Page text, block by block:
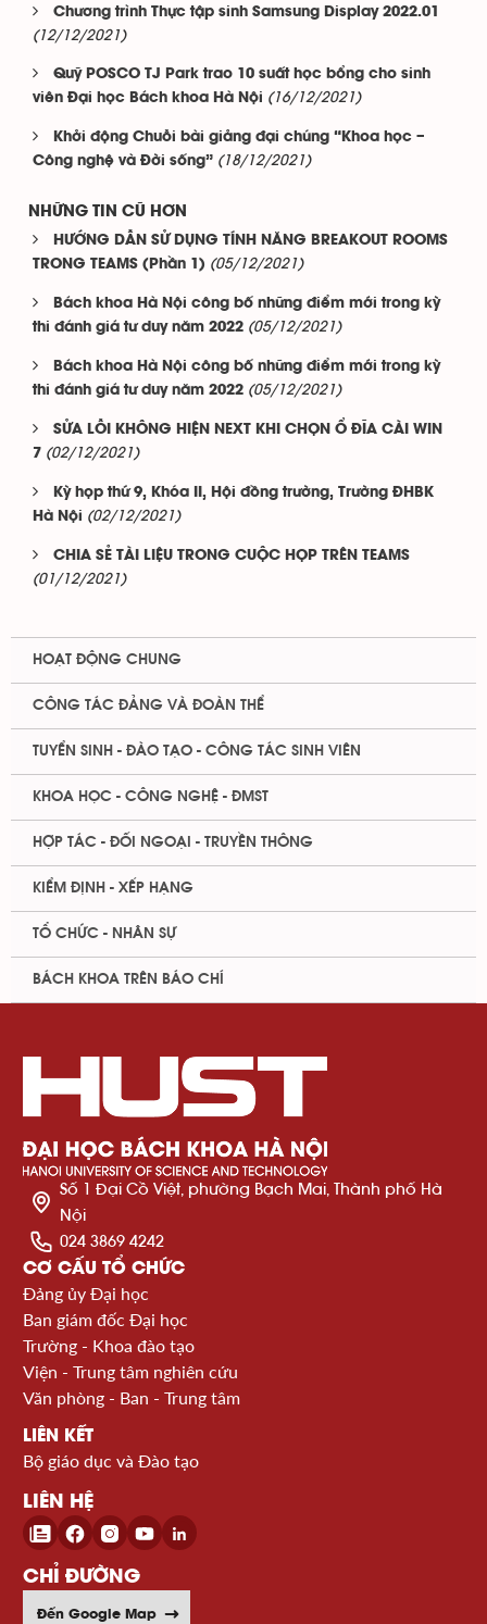
Chương trình Thực tập sinh Samsung Display 2022.01
(12/12/2021)
Quỹ POSCO TJ Park trao 10 suất học bổng cho sinh
viên Đại học Bách khoa Hà Nội (16/12/2021)
Khởi động Chuỗi bài giảng đại chúng “Khoa học –
Công nghệ và Đời sống” (18/12/2021)
NHỮNG TIN CŨ HƠN
HƯỚNG DẪN SỬ DỤNG TÍNH NĂNG BREAKOUT ROOMS
TRONG TEAMS (Phần 1) (05/12/2021)
Bách khoa Hà Nội công bố những điểm mới trong kỳ
thi đánh giá tư duy năm 2022 (05/12/2021)
Bách khoa Hà Nội công bố những điểm mới trong kỳ
thi đánh giá tư duy năm 2022 (05/12/2021)
SỬA LỖI KHÔNG HIỆN NEXT KHI CHỌN Ổ ĐĨA CÀI WIN
7 (02/12/2021)
Kỳ họp thứ 9, Khóa II, Hội đồng trường, Trường ĐHBK
Hà Nội (02/12/2021)
CHIA SẺ TÀI LIỆU TRONG CUỘC HỌP TRÊN TEAMS
(01/12/2021)
HOẠT ĐỘNG CHUNG
CÔNG TÁC ĐẢNG VÀ ĐOÀN THỂ
TUYỂN SINH - ĐÀO TẠO - CÔNG TÁC SINH VIÊN
KHOA HỌC - CÔNG NGHỆ - ĐMST
HỢP TÁC - ĐỐI NGOẠI - TRUYỀN THÔNG
KIỂM ĐỊNH - XẾP HẠNG
TỔ CHỨC - NHÂN SỰ
BÁCH KHOA TRÊN BÁO CHÍ
Số 1 Đại Cồ Việt, phường Bạch Mai, Thành phố Hà
Nội
024 3869 4242
CƠ CẤU TỔ CHỨC
Đảng ủy Đại học
Ban giám đốc Đại học
Trường - Khoa đào tạo
Viện - Trung tâm nghiên cứu
Văn phòng - Ban - Trung tâm
LIÊN KẾT
Bộ giáo dục và Đào tạo
LIÊN HỆ
CHỈ ĐƯỜNG
Đến Google Map